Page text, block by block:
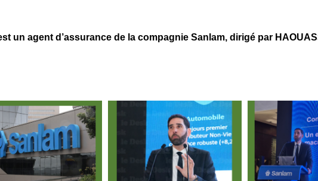
un agent d’assurance de la compagnie Sanlam, dirigé par